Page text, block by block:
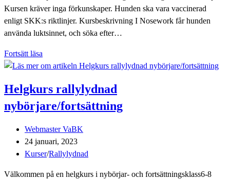
Kursen kräver inga förkunskaper. Hunden ska vara vaccinerad
enligt SKK:s riktlinjer. Kursbeskrivning I Nosework får hunden
använda luktsinnet, och söka efter…
Fortsätt läsa
i
Helgkurs rallylydnad
nybörjare/fortsättning
Inläggsförfattare:
Webmaster VaBK
Inlägget
publicerat:
24 januari, 2023
Inläggskategori:
Kurser/Rallylydnad
Välkommen på en helgkurs i nybörjar- och fortsättningsklass6-8